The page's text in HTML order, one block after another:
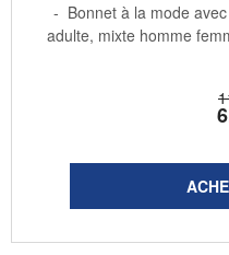
6
- Bonnet à la mode
adulte, mixte homme